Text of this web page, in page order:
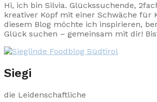
Hi, ich bin Silvia. Glückssuchende,
kreativer Kopf mit einer Schwäche für
diesem Blog möchte ich inspirieren,
Glück suchen – gemeinsam mit dir!
Siegi
die Leidenschaftliche